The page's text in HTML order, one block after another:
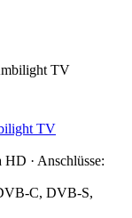
TV
· Anschlüsse:
C, DVB-S,